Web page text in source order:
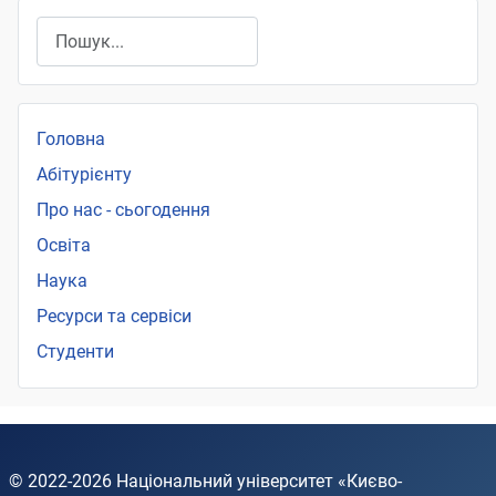
Головна
Абітурієнту
Про нас - сьогодення
Освіта
Наука
Ресурси та сервіси
Студенти
© 2022-2026 Національний університет «Києво-